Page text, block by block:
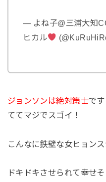
— よね子@三浦大知
ヒカル
ジョンソンは絶対策士で
ててマジでスゴイ！
こんなに鉄壁な女ヒョン
ドキドキさせられて幸せ